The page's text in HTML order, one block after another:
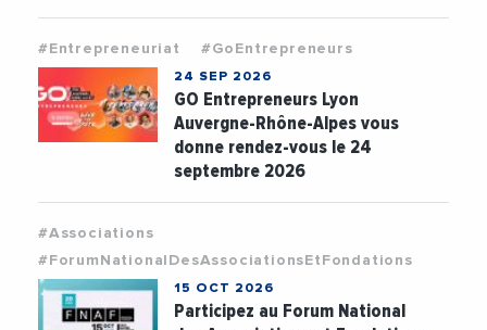
#Entrepreneuriat #GoEntrepreneurs
24 SEP 2026
GO Entrepreneurs Lyon
Auvergne-Rhône-Alpes vous
donne rendez-vous le 24
septembre 2026
#Associations
#ForumNationalDesAssociationsEtFondations
15 OCT 2026
Participez au Forum National